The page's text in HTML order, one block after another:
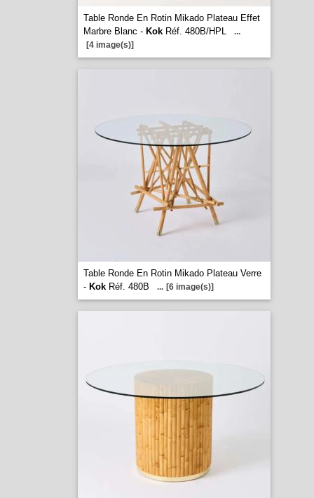
Table Ronde En Rotin Mikado Plateau Effet
Marbre Blanc - KokRéf. 480B/HPL
...
[4 image(s)]
Table Ronde En Rotin Mikado Plateau Verre
- KokRéf. 480B ... [6 image(s)]